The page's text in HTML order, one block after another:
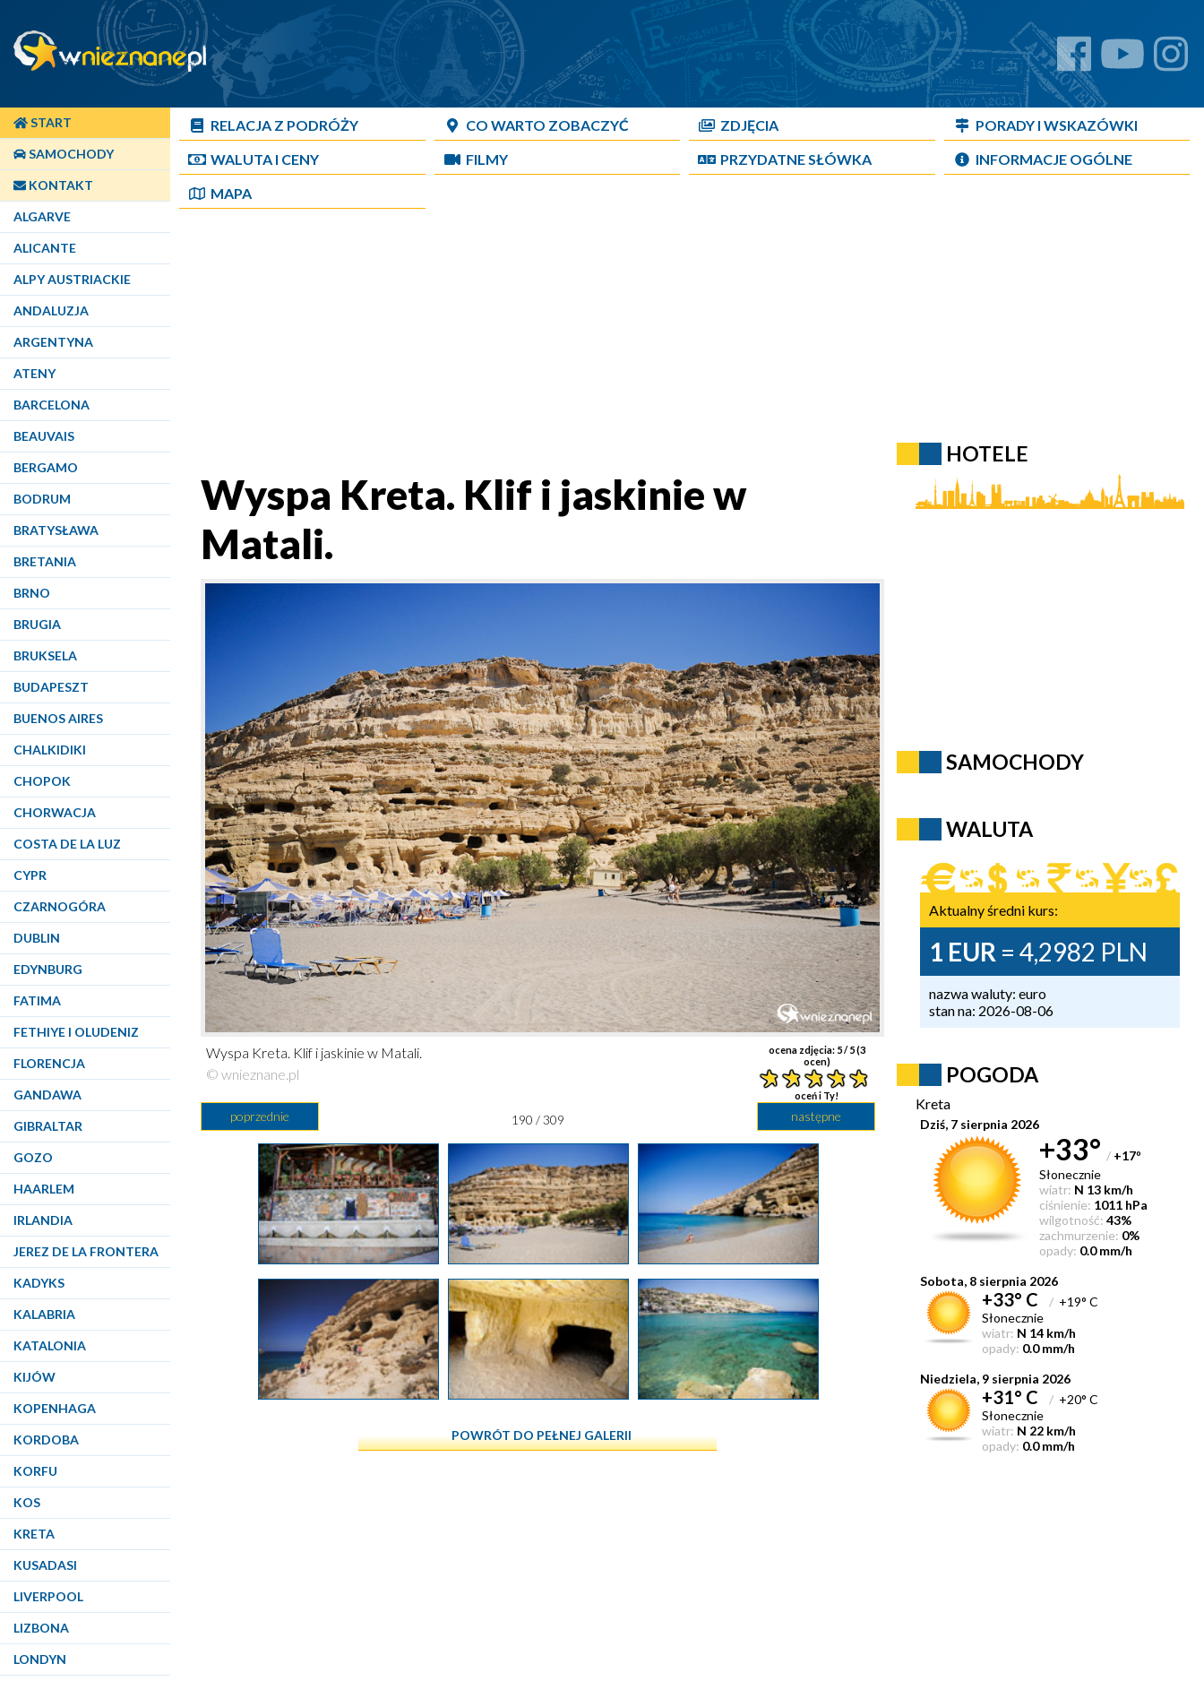
START
SAMOCHODY
KONTAKT
ALGARVE
ALICANTE
ALPY AUSTRIACKIE
ANDALUZJA
ARGENTYNA
ATENY
BARCELONA
BEAUVAIS
BERGAMO
BODRUM
BRATYSŁAWA
BRETANIA
BRNO
BRUGIA
BRUKSELA
BUDAPESZT
BUENOS AIRES
CHALKIDIKI
CHOPOK
CHORWACJA
COSTA DE LA LUZ
CYPR
CZARNOGÓRA
DUBLIN
EDYNBURG
FATIMA
FETHIYE I OLUDENIZ
FLORENCJA
GANDAWA
GIBRALTAR
GOZO
HAARLEM
IRLANDIA
JEREZ DE LA FRONTERA
KADYKS
KALABRIA
KATALONIA
KIJÓW
KOPENHAGA
KORDOBA
KORFU
KOS
KRETA
KUSADASI
LIVERPOOL
LIZBONA
LONDYN
RELACJA Z PODRÓŻY CO WARTO ZOBACZYĆ ZDJĘCIA
PORADY I WSKAZÓWKI
WALUTA I CENY
FILMY PRZYDATNE SŁÓWKA
INFORMACJE OGÓLNE
MAPA
Wyspa Kreta. Klif i jaskinie w
Matali.
ocena zdjęcia: 5/ 5 (3
ocen)
oceń i Ty!
Wyspa Kreta. Klif i jaskinie w Matali.
© wnieznane.pl
poprzednie następne
190 / 309
POWRÓT DO PEŁNEJ GALERII
HOTELE
SAMOCHODY
WALUTA
Aktualny średni kurs:
1 EUR = 4,2982 PLN
nazwa waluty: euro
stan na: 2026-08-06
POGODA
Kreta
Dziś, 7 sierpnia 2026
+33° / +17°
Słonecznie
wiatr: N 13 km/h
ciśnienie: 1011 hPa
wilgotność: 43%
zachmurzenie: 0%
opady: 0.0 mm/h
Sobota, 8 sierpnia 2026
+33° C / +19° C
Słonecznie
wiatr: N 14 km/h
opady: 0.0 mm/h
Niedziela, 9 sierpnia 2026
+31° C / +20° C
Słonecznie
wiatr: N 22 km/h
opady: 0.0 mm/h